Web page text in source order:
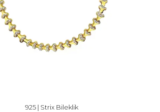
925 | Strix Bileklik